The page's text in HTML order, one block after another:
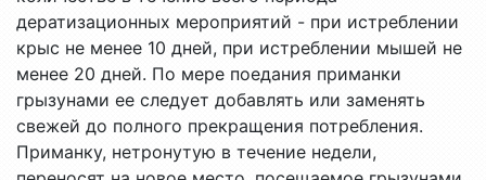
дератизационных мероприятий - при истреблении
крыс не менее 10 дней, при истреблении мышей не
менее 20 дней. По мере поедания приманки
грызунами ее следует добавлять или заменять
свежей до полного прекращения потребления.
Приманку, нетронутую в течение недели,